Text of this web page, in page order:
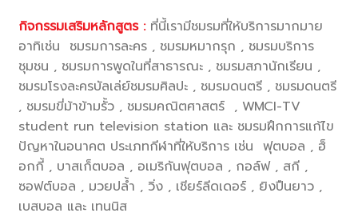
กิจกรรมเสริมหลักสูตร :ที่นี้เรามีชมรมที่ให้บริการมากมาย
อาทิเช่น ชมรมการละคร , ชมรมหมากรุก , ชมรมบริการ
ชุมชน , ชมรมการพูดในที่สาธารณะ , ชมรมสภานักเรียน ,
ชมรมโรงละครบัลเล่ย์ชมรมศิลปะ , ชมรมดนตรี , ชมรมดนตรี
, ชมรมขี่ม้าข้ามรั้ว , ชมรมคณิตศาสตร์ , WMCI-TV
student run television station และ ชมรมฝึกการแก้ไข
ปัญหาในอนาคต ประเภทกีฬาที่ให้บริการ เช่น ฟุตบอล , ฮ็
อกกี้ , บาสเก็ตบอล , อเมริกันฟุตบอล , กอล์ฟ , สกี ,
ซอฟต์บอล , มวยปล้ำ , วิ่ง , เชียร์ลีดเดอร์ , ยิงปืนยาว ,
เบสบอล และ เทนนิส